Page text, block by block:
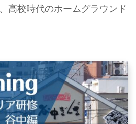
高校時代のホームグラウンド